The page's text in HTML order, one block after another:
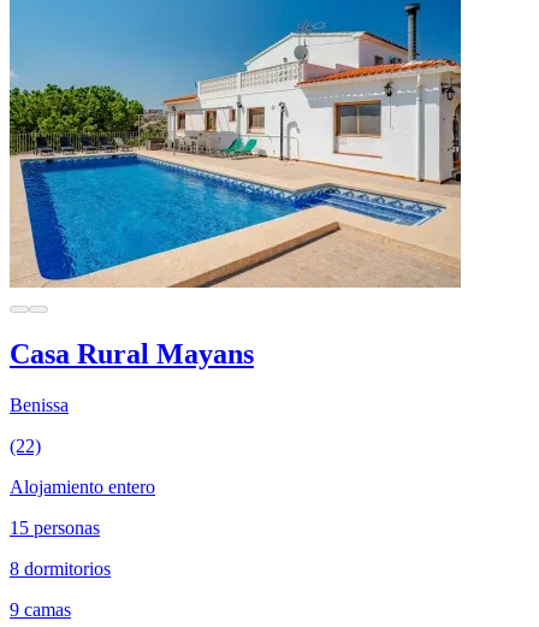
Casa Rural Mayans
Benissa
(22)
Alojamiento entero
15 personas
8 dormitorios
9 camas